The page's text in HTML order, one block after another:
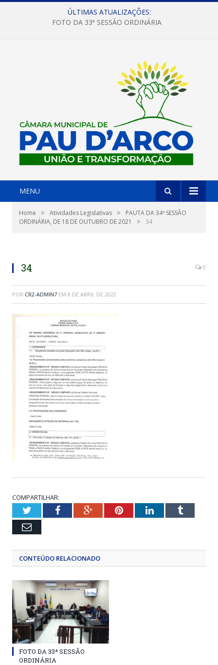
ÚLTIMAS ATUALIZAÇÕES:
FOTO DA 33ª SESSÃO ORDINÁRIA
MENU
Home » Atividades Legislativas »
PAUTA DA 34ª SESSÃO
ORDINÁRIA, DE 18 DE OUTUBRO DE 2021
» 34
34 0
POR CR2-ADMIN7 EM 8 DE ABRIL DE 2022
COMPARTILHAR:
TwitterFacebookGoogle+PinterestLinkedInTumblr
Email
CONTEÚDO RELACIONADO
FOTO DA 33ª SESSÃO
ORDINÁRIA